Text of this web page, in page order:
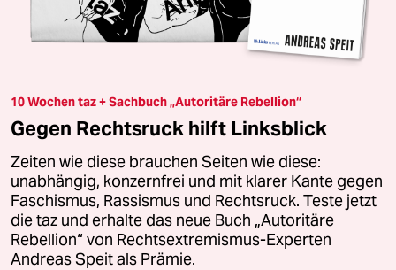
10 Wochen taz + Sachbuch „Autoritäre Rebellion“
Gegen Rechtsruck hilft Linksblick
Zeiten wie diese brauchen Seiten wie diese:
unabhängig, konzernfrei und mit klarer Kante gegen
Faschismus, Rassismus und Rechtsruck. Teste jetzt
die taz und erhalte das neue Buch „Autoritäre
Rebellion“ von Rechtsextremismus-Experten
Andreas Speit als Prämie.